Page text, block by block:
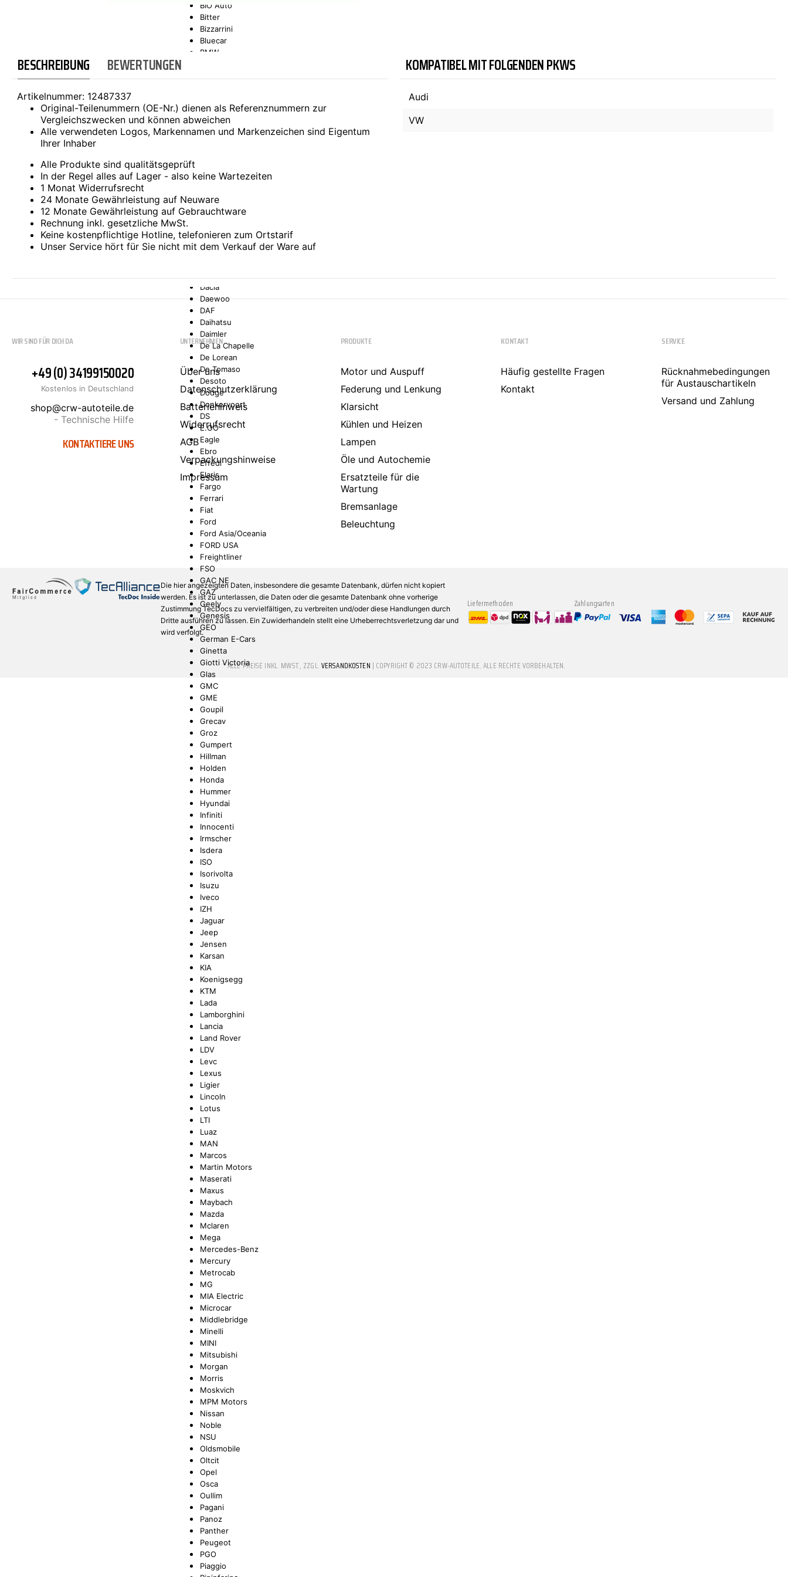
SONAX
BIO Auto
Bitter
Bizzarrini
Bluecar
BMW
Bugatti
Buick
Cadillac
Caterham
Chatenet
Checker
Chrysler
Citroën
Dacia
Daewoo
DAF
Daihatsu
Daimler
De La Chapelle
De Lorean
De Tomaso
Desoto
Dodge
Donkervoort
DS
E.GO
Eagle
Ebro
Effedi
Elaris
Fargo
Ferrari
Fiat
Ford
Ford Asia/Oceania
FORD USA
Freightliner
FSO
GAC NE
GAZ
Geely
Genesis
GEO
German E-Cars
Ginetta
Giotti Victoria
Glas
GMC
GME
Goupil
Grecav
Groz
Gumpert
Hillman
Holden
Honda
Hummer
Hyundai
Infiniti
Innocenti
Irmscher
Isdera
ISO
Isorivolta
Isuzu
Iveco
IZH
Jaguar
Jeep
Jensen
Karsan
KIA
Koenigsegg
KTM
Lada
Lamborghini
Lancia
Land Rover
LDV
Levc
Lexus
Ligier
Lincoln
Lotus
LTI
Luaz
MAN
Marcos
Martin Motors
Maserati
Maxus
Maybach
Mazda
Mclaren
Mega
Mercedes-Benz
Mercury
Metrocab
MG
MIA Electric
Microcar
Middlebridge
Minelli
MINI
Mitsubishi
Morgan
Morris
Moskvich
MPM Motors
Nissan
Noble
NSU
Oldsmobile
Oltcit
Opel
Osca
Oullim
Pagani
Panoz
Panther
Peugeot
PGO
Piaggio
BESCHREIBUNG BEWERTUNGEN
Artikelnummer: 12487337
Original-Teilenummern (OE-Nr.) dienen als Referenznummern zur
Vergleichszwecken und können abweichen
Alle verwendeten Logos, Markennamen und Markenzeichen sind Eigentum
Ihrer Inhaber
Alle Produkte sind qualitätsgeprüft
In der Regel alles auf Lager - also keine Wartezeiten
1 Monat Widerrufsrecht
24 Monate Gewährleistung auf Neuware
12 Monate Gewährleistung auf Gebrauchtware
Rechnung inkl. gesetzliche MwSt.
Keine kostenpflichtige Hotline, telefonieren zum Ortstarif
Unser Service hört für Sie nicht mit dem Verkauf der Ware auf
KOMPATIBEL MIT FOLGENDEN PKWS
Audi
VW
WIR SIND FÜR DICH DA
+49 (0) 34199150020
Kostenlos in Deutschland
shop@crw-autoteile.de
- Technische Hilfe
KONTAKTIERE UNS
UNTERNEHMEN
Über uns
Datenschutzerklärung
Batteriehinweis
Widerrufsrecht
AGB
Verpackungshinweise
Impressum
PRODUKTE
Motor und Auspuff
Federung und Lenkung
Klarsicht
Kühlen und Heizen
Lampen
Öle und Autochemie
Ersatzteile für die
Wartung
Bremsanlage
Beleuchtung
KONTAKT
Häufig gestellte Fragen
Kontakt
SERVICE
Rücknahmebedingungen
für Austauschartikeln
Versand und Zahlung
Die hier angezeigten Daten, insbesondere die gesamte Datenbank, dürfen nicht kopiert
werden. Es ist zu unterlassen, die Daten oder die gesamte Datenbank ohne vorherige
Zustimmung TecDocs zu vervielfältigen, zu verbreiten und/oder diese Handlungen durch
Dritte ausführen zu lassen. Ein Zuwiderhandeln stellt eine Urheberrechtsverletzung dar und
wird verfolgt.
Liefermethoden Zahlungsarten
* ALLE PREISE INKL. MWST., ZZGL.VERSANDKOSTEN | COPYRIGHT © 2023 CRW-AUTOTEILE. ALLE RECHTE VORBEHALTEN.